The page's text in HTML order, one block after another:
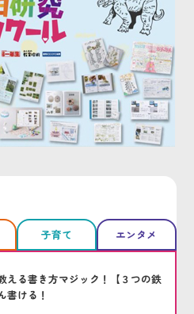
子育て エンタメ
える書き方マジック！【３つの鉄
書ける！